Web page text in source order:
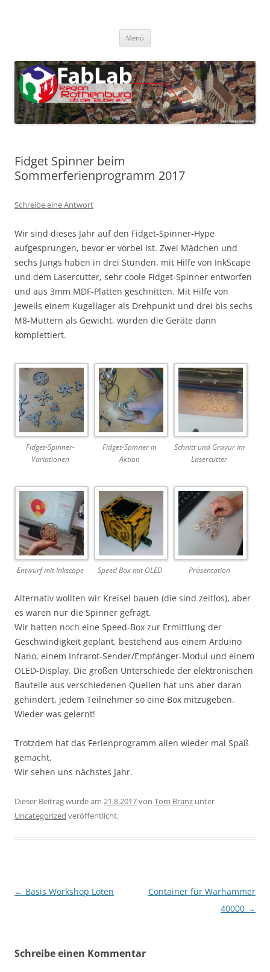
Menü
Fidget Spinner beim
Sommerferienprogramm 2017
Schreibe eine Antwort
Wir sind dieses Jahr auf den Fidget-Spinner-Hype
aufgesprungen, bevor er vorbei ist. Zwei Mädchen und
sechs Jungs haben in drei Stunden, mit Hilfe von InkScape
und dem Lasercutter, sehr coole Fidget-Spinner entworfen
und aus 3mm MDF-Platten geschnitten. Mit Hilfe von
jeweils einem Kugellager als Drehpunkt und drei bis sechs
M8-Muttern als Gewicht, wurden die Geräte dann
komplettiert.
Fidget-Spinner-
Variationen
Fidget-Spinner in
Aktion
Schnitt und Gravur im
Lasercutter
Entwurf mit Inkscape Speed Box mit OLED Präsentation
Alternativ wollten wir Kreisel bauen (die sind zeitlos), aber
es waren nur die Spinner gefragt.
Wir hatten noch eine Speed-Box zur Ermittlung der
Geschwindigkeit geplant, bestehend aus einem Arduino
Nano, einem Infrarot-Sender/Empfänger-Modul und einem
OLED-Display. Die großen Unterschiede der elektronischen
Bauteile aus verschiedenen Quellen hat uns aber daran
gehindert, jedem Teilnehmer so eine Box mitzugeben.
Wieder was gelernt!
Trotzdem hat das Ferienprogramm allen wieder mal Spaß
gemacht.
Wir sehen uns nächstes Jahr.
Dieser Beitrag wurde am 21.8.2017von Tom Branz unter
Uncategorized veröffentlicht.
Beitragsnavigation
← Basis Workshop Löten
Container für Warhammer
40000 →
Schreibe einen Kommentar